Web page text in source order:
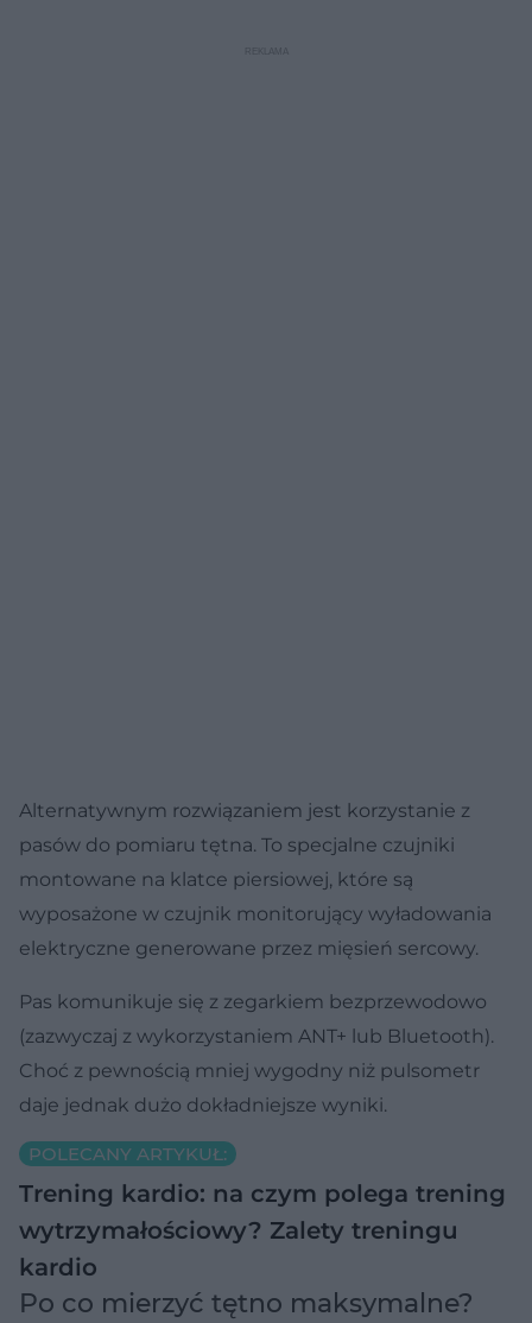
Alternatywnym rozwiązaniem jest korzystanie z
pasów do pomiaru tętna. To specjalne czujniki
montowane na klatce piersiowej, które są
wyposażone w czujnik monitorujący wyładowania
elektryczne generowane przez mięsień sercowy.
Pas komunikuje się z zegarkiem bezprzewodowo
(zazwyczaj z wykorzystaniem ANT+ lub Bluetooth).
Choć z pewnością mniej wygodny niż pulsometr
daje jednak dużo dokładniejsze wyniki.
POLECANY ARTYKUŁ:
Trening kardio: na czym polega trening
wytrzymałościowy? Zalety treningu
kardio
Po co mierzyć tętno maksymalne?